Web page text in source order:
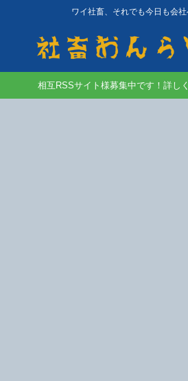
ワイ社畜、それでも今日も会社
相互RSSサイト様募集中です！詳し